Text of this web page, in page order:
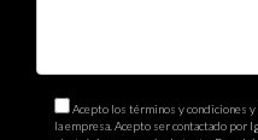
Acepto los términos y condiciones
la empresa. Acepto ser contactado por